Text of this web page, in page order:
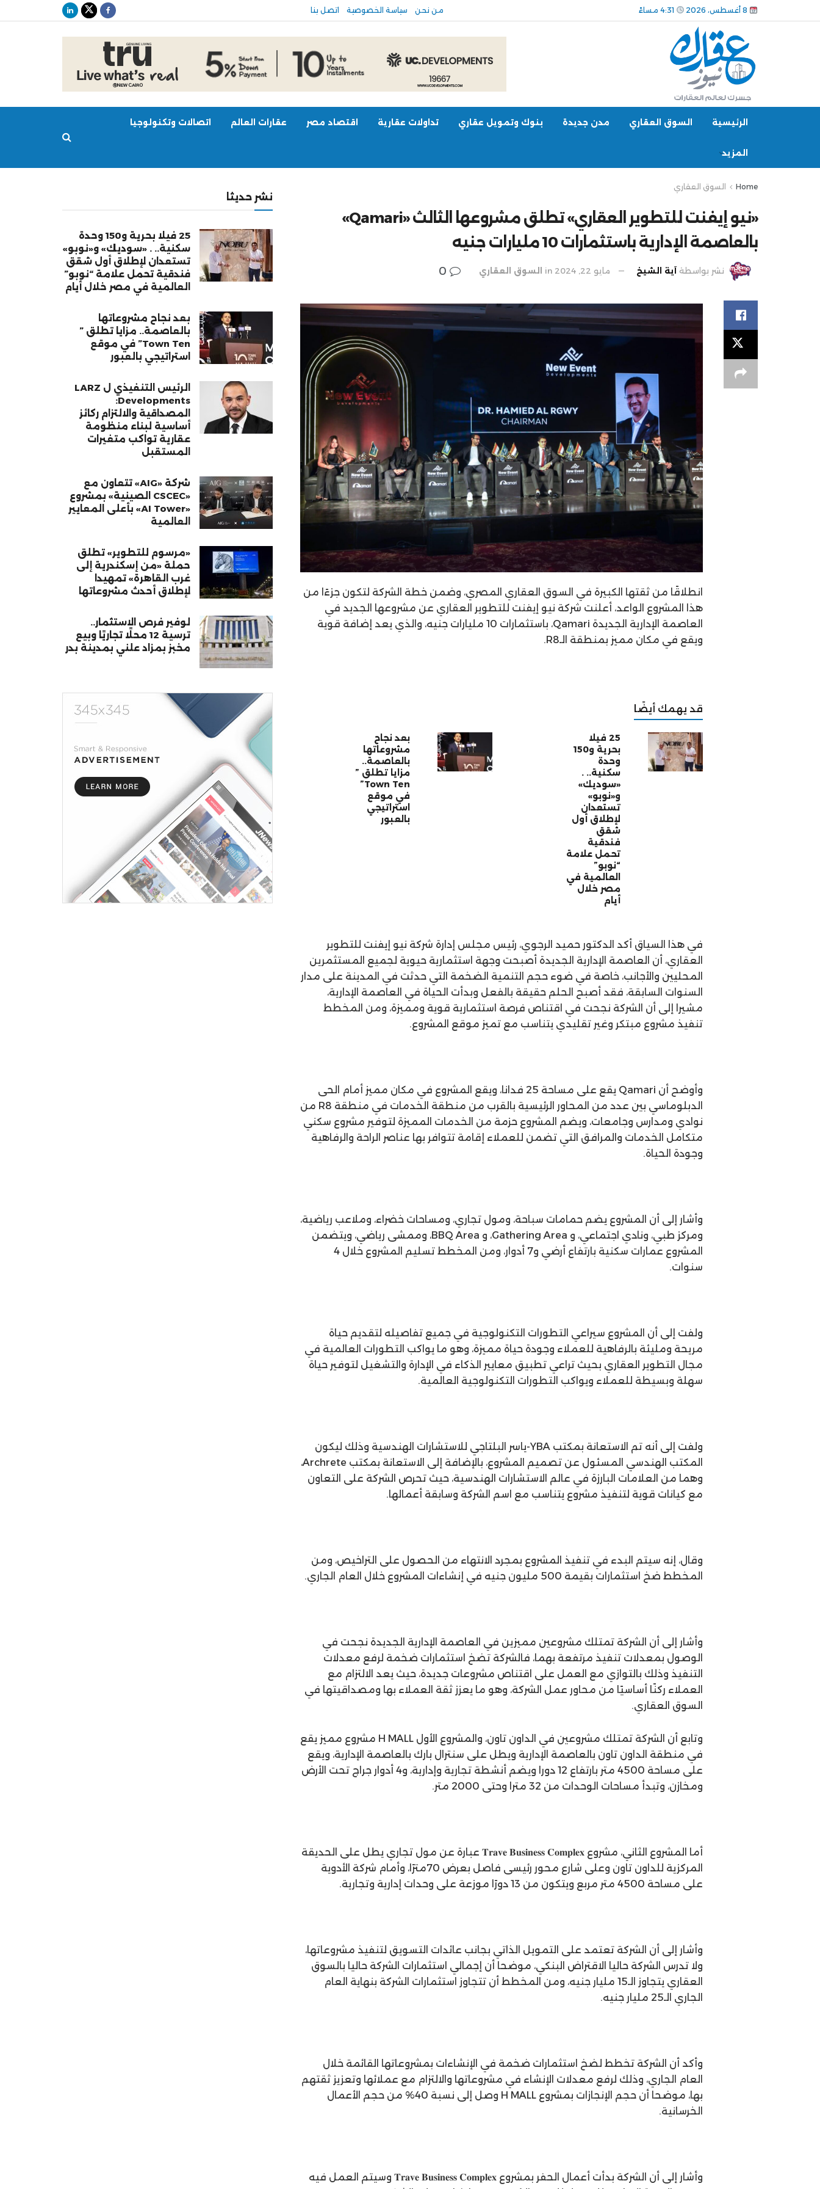
من نحن سياسة الخصوصية اتصل بنا
الرئيسية السوق العقاري مدن جديدة بنوك وتمويل عقاري تداولات عقارية اقتصاد مصر عقارات العالم اتصالات وتكنولوجيا
المزيد
Home السوق العقاري
«نيو إيفنت للتطوير العقاري» تطلق مشروعها الثالث «Qamari»
بالعاصمة الإدارية باستثمارات 10 مليارات جنيه
نشر بواسطةآية الشيخ مايو 22, 2024 in السوق العقاري
انطلاقًا من ثقتها الكبيرة في السوق العقاري المصري، وضمن خطة الشركة لتكون جزءًا من
هذا المشروع الواعد، أعلنت شركة نيو إيفنت للتطوير العقاري عن مشروعها الجديد في
العاصمة الإدارية الجديدة Qamari، باستثمارات 10 مليارات جنيه، والذي يعد إضافة قوية
ويقع في مكان مميز بمنطقة الـR8.
قد يهمك أيضًا
25 فيلا
بحرية و150
وحدة
سكنية.. .
«سوديك»
و«نوبو»
تستعدان
لإطلاق أول
شقق
فندقية
تحمل علامة
“نوبو”
العالمية في
مصر خلال
أيام
بعد نجاح
مشروعاتها
بالعاصمة..
مزايا تطلق ”
Town Ten”
في موقع
استراتيجي
بالعبور
في هذا السياق أكد الدكتور حميد الرجوي، رئيس مجلس إدارة شركة نيو إيفنت للتطوير
العقاري، أن العاصمة الإدارية الجديدة أصبحت وجهة استثمارية حيوية لجميع المستثمرين
المحليين والأجانب، خاصة في ضوء حجم التنمية الضخمة التي حدثت في المدينة على مدار
السنوات السابقة، فقد أصبح الحلم حقيقة بالفعل وبدأت الحياة في العاصمة الإدارية،
مشيرا إلى أن الشركة نجحت في اقتناص فرصة استثمارية قوية ومميزة، ومن المخطط
تنفيذ مشروع مبتكر وغير تقليدي يتناسب مع تميز موقع المشروع.
وأوضح أن Qamari يقع على مساحة 25 فدانا، ويقع المشروع في مكان مميز أمام الحى
الدبلوماسي بين عدد من المحاور الرئيسية بالقرب من منطقة الخدمات في منطقة R8 من
نوادي ومدارس وجامعات، ويضم المشروع حزمة من الخدمات المميزة لتوفير مشروع سكني
متكامل الخدمات والمرافق التي تضمن للعملاء إقامة تتوافر بها عناصر الراحة والرفاهية
وجودة الحياة.
وأشار إلى أن المشروع يضم حمامات سباحة، ومول تجاري، ومساحات خضراء، وملاعب رياضية،
ومركز طبي، ونادي اجتماعي، و Gathering Area، و BBQ Area، وممشى رياضي، ويتضمن
المشروع عمارات سكنية بارتفاع أرضي و7 أدوار، ومن المخطط تسليم المشروع خلال 4
سنوات.
ولفت إلى أن المشروع سيراعي التطورات التكنولوجية في جميع تفاصيله لتقديم حياة
مريحة ومليئة بالرفاهية للعملاء وجودة حياة مميزة، وهو ما يواكب التطورات العالمية في
مجال التطوير العقاري بحيث تراعي تطبيق معايير الذكاء في الإدارة والتشغيل لتوفير حياة
سهلة وبسيطة للعملاء ويواكب التطورات التكنولوجية العالمية.
ولفت إلى أنه تم الاستعانة بمكتب YBA-ياسر البلتاجي للاستشارات الهندسية وذلك ليكون
المكتب الهندسي المسئول عن تصميم المشروع، بالإضافة إلى الاستعانة بمكتب Archrete،
وهما من العلامات البارزة في عالم الاستشارات الهندسية، حيث تحرص الشركة على التعاون
مع كيانات قوية لتنفيذ مشروع يتناسب مع اسم الشركة وسابقة أعمالها.
وقال، إنه سيتم البدء في تنفيذ المشروع بمجرد الانتهاء من الحصول على التراخيص، ومن
المخطط ضخ استثمارات بقيمة 500 مليون جنيه في إنشاءات المشروع خلال العام الجاري.
وأشار إلى أن الشركة تمتلك مشروعين مميزين في العاصمة الإدارية الجديدة نجحت في
الوصول بمعدلات تنفيذ مرتفعة بهما، فالشركة تضخ استثمارات ضخمة لرفع معدلات
التنفيذ وذلك بالتوازي مع العمل على اقتناص مشروعات جديدة، حيث يعد الالتزام مع
العملاء ركنًا أساسيًا من محاور عمل الشركة، وهو ما يعزز ثقة العملاء بها ومصداقيتها في
السوق العقاري.
وتابع أن الشركة تمتلك مشروعين في الداون تاون، والمشروع الأول H MALL مشروع مميز يقع
في منطقة الداون تاون بالعاصمة الإدارية ويطل على سنترال بارك بالعاصمة الإدارية، ويقع
على مساحة 4500 متر بارتفاع 12 دورا ويضم أنشطة تجارية وإدارية، و4 أدوار جراج تحت الأرض
ومخازن، وتبدأ مساحات الوحدات من 32 مترا وحتى 2000 متر.
أما المشروع الثاني، مشروع 𝐓𝐫𝐚𝐯𝐞 𝐁𝐮𝐬𝐢𝐧𝐞𝐬𝐬 𝐂𝐨𝐦𝐩𝐥𝐞𝐱 عبارة عن مول تجاري يطل على الحديقة
المركزية للداون تاون وعلى شارع محور رئيسى فاصل بعرض 70مترًا، وأمام شركة الأدوية
على مساحة 4500 متر مربع ويتكون من 13 دورًا موزعة على وحدات إدارية وتجارية.
وأشار إلى أن الشركة تعتمد على التمويل الذاتي بجانب عائدات التسويق لتنفيذ مشروعاتها،
ولا تدرس الشركة حاليا الاقتراض البنكي، موضحا أن إجمالي استثمارات الشركة حاليا بالسوق
العقاري يتجاوز الـ15 مليار جنيه، ومن المخطط أن تتجاوز استثمارات الشركة بنهاية العام
الجاري الـ25 مليار جنيه.
وأكد أن الشركة تخطط لضخ استثمارات ضخمة في الإنشاءات بمشروعاتها القائمة خلال
العام الجاري، وذلك لرفع معدلات الإنشاء في مشروعاتها والالتزام مع عملائها وتعزيز ثقتهم
بها، موضحا أن حجم الإنجازات بمشروع H MALL وصل إلى نسبة 40% من حجم الأعمال
الخرسانية.
وأشار إلى أن الشركة بدأت أعمال الحفر بمشروع 𝐓𝐫𝐚𝐯𝐞 𝐁𝐮𝐬𝐢𝐧𝐞𝐬𝐬 𝐂𝐨𝐦𝐩𝐥𝐞𝐱 وسيتم العمل فيه
نشر حديثا
25 فيلا بحرية و150 وحدة
سكنية.. . «سوديك» و«نوبو»
تستعدان لإطلاق أول شقق
فندقية تحمل علامة “نوبو”
العالمية في مصر خلال أيام
بعد نجاح مشروعاتها
بالعاصمة.. مزايا تطلق ”
Town Ten” في موقع
استراتيجي بالعبور
الرئيس التنفيذي ل LARZ
Developments:
المصداقية والالتزام ركائز
أساسية لبناء منظومة
عقارية تواكب متغيرات
المستقبل
شركة «AIG» تتعاون مع
«CSCEC الصينية» بمشروع
«AI Tower» بأعلى المعايير
العالمية
«مرسوم للتطوير» تطلق
حملة «من إسكندرية إلى
غرب القاهرة» تمهيدا
لإطلاق أحدث مشروعاتها
لوفير فرص الاستثمار..
ترسية 12 محلًا تجاريًا وبيع
مخبز بمزاد علني بمدينة بدر